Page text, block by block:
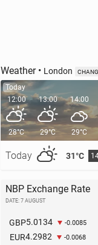
Weather• London
Today
12:00
28°C
Today 31°C
13:00
29°C
14:00
29°C
NBP Exchange Rate
DATE: 7 AUGUST
GBP5.0134 -0.0085
EUR4.2982 -0.0068